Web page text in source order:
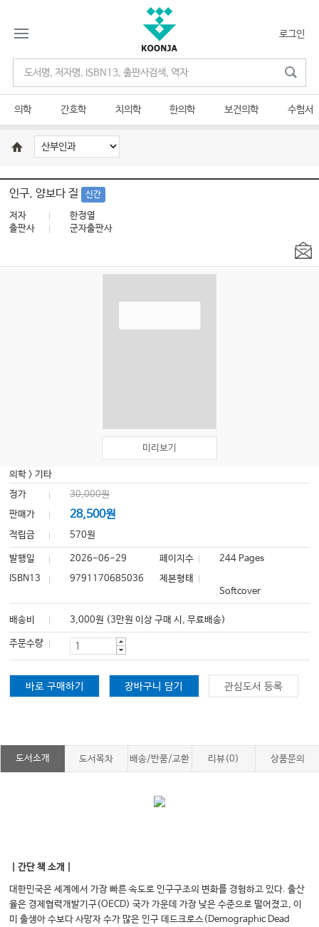
로그인
의학 간호학 치의학 한의학 보건의학 수험서
인구, 양보다 질 신간
저자
한정열
출판사
군자출판사
미리보기
의학 >기타
정가
30,000원
판매가
28,500원
적립금 570원
발행일 2026-06-29 페이지수
244 Pages
ISBN13
9791170685036
제본형태
Softcover
배송비 3,000원 (3만원 이상 구매 시, 무료배송)
주문수량
바로 구매하기 장바구니 담기 관심도서 등록
도서소개 도서목차 배송/반품/교환 리뷰(0) 상품문의
｜간단 책 소개｜
대한민국은 세계에서 가장 빠른 속도로 인구구조의 변화를 경험하고 있다. 출산
율은 경제협력개발기구(OECD) 국가 가운데 가장 낮은 수준으로 떨어졌고, 이
미 출생아 수보다 사망자 수가 많은 인구 데드크로스(Demographic Dead